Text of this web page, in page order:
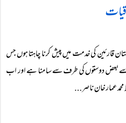
قارئین کی خدمت میں پیش کرنا چاہتا ہوں جس
سے بعض دوستوں کی طرف سے سامنا ہے اور اب
عمار خان ناصر...